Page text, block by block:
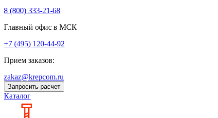
8 (800) 333‑21-68
Главный офис в МСК
+7 (495) 120-44-92
Прием заказов:
zakaz@krepcom.ru
Запросить расчет
Каталог